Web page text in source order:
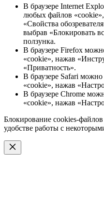
В браузере Internet
любых файлов
«Свойства
выбрав «Блокировать
ползунка.
В браузере Firefox
«cookie», нажав
«Приватность».
В браузере Safari
«cookie», нажав
В браузере Chrome
«cookie», нажав
Блокирование cookies-
удобстве работы с